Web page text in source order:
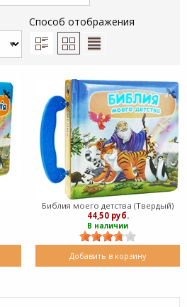
Способ отображения
Библия моего детства (Твердый)
44,50 руб.
В наличии
Добавить в корзину